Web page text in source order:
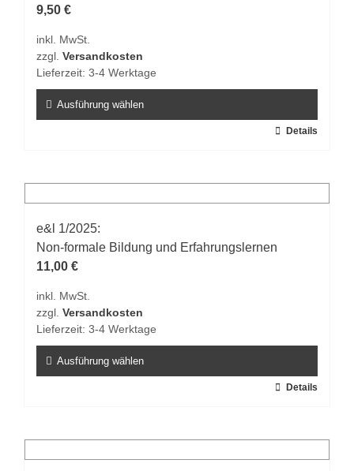
Optionen
auf
der
gewählt
werden
9,50 €
inkl. MwSt.
zzgl. Versandkosten
Lieferzeit: 3-4 Werktage
Ausführung wählen
Varianten
auf.
Die
Optionen
auf
der
gewählt
werden
Details
e&l 1/2025:
Non-formale Bildung und Erfahrungslernen
11,00 €
inkl. MwSt.
zzgl. Versandkosten
Lieferzeit: 3-4 Werktage
Ausführung wählen
Varianten
Details